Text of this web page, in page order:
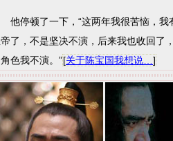
停顿了一下，“这两年我很苦恼，我
了，不是坚决不演，后来我也收回了
色我不演。”[关于陈宝国我想说… ]